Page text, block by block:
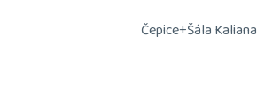
Čepice+Šála Kaliana